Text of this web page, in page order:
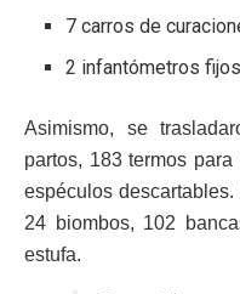
7 carros de
2 infantómetros
Asimismo, se
partos, 183 termos
espéculos
24 biombos, 102
estufa.